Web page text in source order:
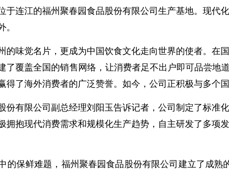
连江的福州聚春园食品股份有限公司生产基地。现代
。
味觉名片，更成为中国饮食文化走向世界的使者。在
了覆盖全国的销售网络，让消费者足不出户即可品尝地
得了海外消费者的广泛赞誉。如今，公司正积极与多个
有限公司副总经理刘阳玉告诉记者，公司制定了标准
拥抱现代消费需求和规模化生产趋势，自主研发了多
保鲜难题，福州聚春园食品股份有限公司建立了成熟